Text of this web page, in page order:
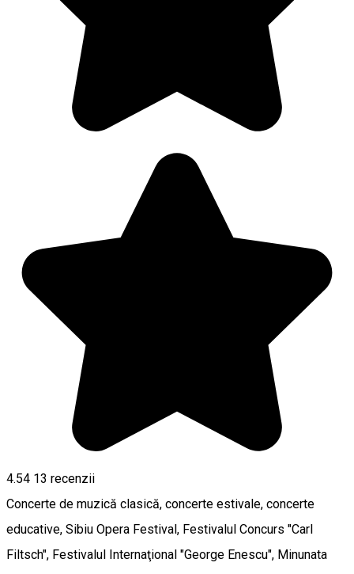
4.54 13 recenzii
Concerte de muzică clasică, concerte estivale, concerte
educative, Sibiu Opera Festival, Festivalul Concurs "Carl
Filtsch", Festivalul Internaţional "George Enescu", Minunata